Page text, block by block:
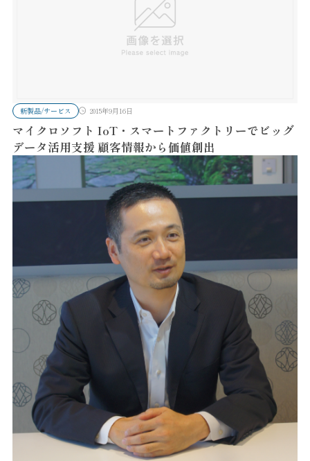
新製品/サービス 2015年9月16日
マイクロソフト IoT・スマートファクトリーでビッグ
データ活用支援 顧客情報から価値創出